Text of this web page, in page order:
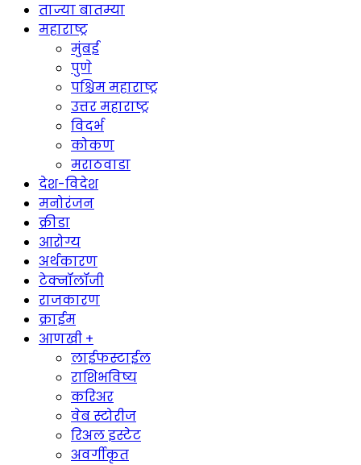
ताज्या बातम्या
महाराष्ट्र
मुंबई
पुणे
पश्चिम महाराष्ट्र
उत्तर महाराष्ट्र
विदर्भ
कोकण
मराठवाडा
देश-विदेश
मनोरंजन
क्रीडा
आरोग्य
अर्थकारण
टेक्नॉलॉजी
राजकारण
क्राईम
आणखी +
लाईफस्टाईल
राशिभविष्य
करिअर
वेब स्टोरीज
रिअल इस्टेट
अवर्गीकृत